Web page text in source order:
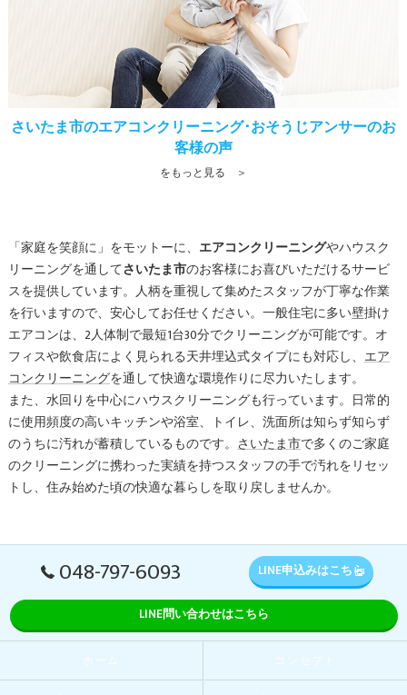
さいたま市のエアコンクリーニング･おそうじアンサーのお
客様の声
をもっと見る ＞
「家庭を笑顔に」をモットーに、 エアコンクリーニングやハウスク
リーニングを通してさいたま市のお客様にお喜びいただけるサービ
スを提供しています。人柄を重視して集めたスタッフが丁寧な作業
を行いますので、安心してお任せください。一般住宅に多い壁掛け
エアコンは、2人体制で最短1台30分でクリーニングが可能です。オ
フィスや飲食店によく見られる天井埋込式タイプにも対応し、 エア
コンクリーニングを通して快適な環境作りに尽力いたします。
また、水回りを中心にハウスクリーニングも行っています。日常的
に使用頻度の高いキッチンや浴室、トイレ、洗面所は知らず知らず
のうちに汚れが蓄積しているものです。 さいたま市で多くのご家庭
のクリーニングに携わった実績を持つスタッフの手で汚れをリセッ
トし、住み始めた頃の快適な暮らしを取り戻しませんか。
048-797-6093 LINE申込みはこちら
LINE問い合わせはこちら